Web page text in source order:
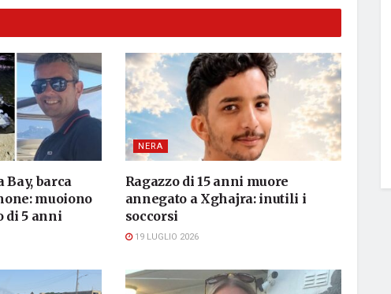
Bay, barca
muoiono
di 5 anni
NERA
Ragazzo di 15 anni muore
annegato a Xghajra: inutili i
soccorsi
19 LUGLIO 2026